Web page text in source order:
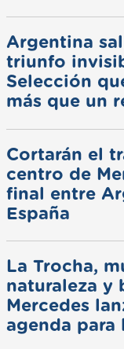
Argentina
triunfo
Selección
más que un
Cortarán el
centro de
final entre
España
La Trocha,
naturaleza y
Mercedes
agenda para